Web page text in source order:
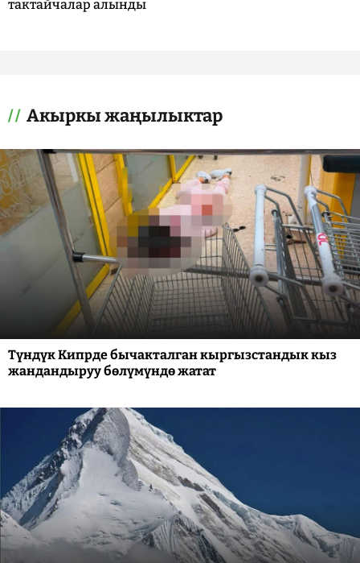
тактайчалар алынды
Акыркы жаңылыктар
Түндүк Кипрде бычакталган кыргызстандык кыз
жандандыруу бөлүмүндө жатат